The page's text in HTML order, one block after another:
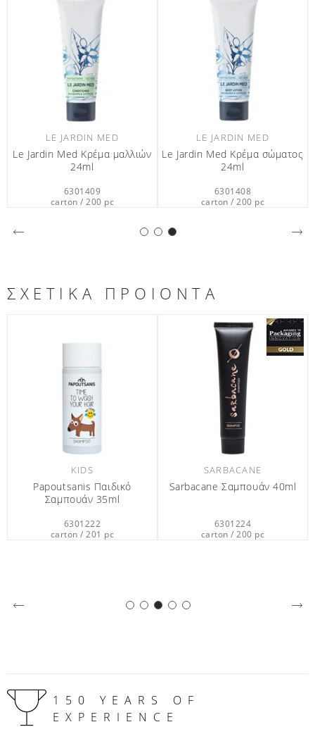
LE JARDIN MED
Le Jardin Med Κρέμα μαλλιών
24ml
6301409
carton / 200 pc
LE JARDIN MED
Le Jardin Med Κρέμα σώματος
24ml
6301408
carton / 200 pc
ΣΧΕΤΙΚΑ ΠΡΟΙΟΝΤΑ
KIDS
Papoutsanis Παιδικό
Σαμπουάν 35ml
6301222
carton / 201 pc
SARBACANE
Sarbacane Σαμπουάν 40ml
6301224
carton / 200 pc
150 YEARS OF
EXPERIENCE